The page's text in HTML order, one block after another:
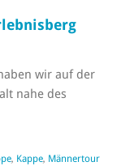
wir auf der
nahe des
, Kappe, Männertour